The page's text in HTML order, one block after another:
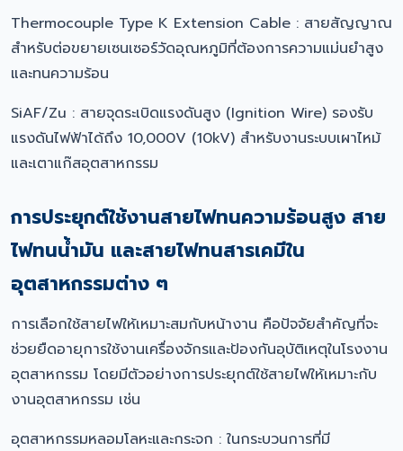
Thermocouple Type K Extension Cable : สายสัญญาณ
สำหรับต่อขยายเซนเซอร์วัดอุณหภูมิที่ต้องการความแม่นยำสูง
และทนความร้อน
SiAF/Zu : สายจุดระเบิดแรงดันสูง (Ignition Wire) รองรับ
แรงดันไฟฟ้าได้ถึง 10,000V (10kV) สำหรับงานระบบเผาไหม้
และเตาแก๊สอุตสาหกรรม
การประยุกต์ใช้งานสายไฟทนความร้อนสูง สาย
ไฟทนน้ำมัน และสายไฟทนสารเคมีใน
อุตสาหกรรมต่าง ๆ
การเลือกใช้สายไฟให้เหมาะสมกับหน้างาน คือปัจจัยสำคัญที่จะ
ช่วยยืดอายุการใช้งานเครื่องจักรและป้องกันอุบัติเหตุในโรงงาน
อุตสาหกรรม โดยมีตัวอย่างการประยุกต์ใช้สายไฟให้เหมาะกับ
งานอุตสาหกรรม เช่น
อุตสาหกรรมหลอมโลหะและกระจก : ในกระบวนการที่มี